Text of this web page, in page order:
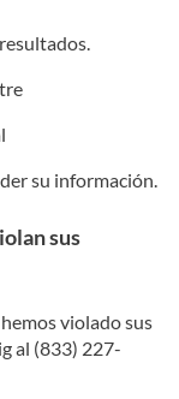
su información.
sus
violado sus
al (833) 227-